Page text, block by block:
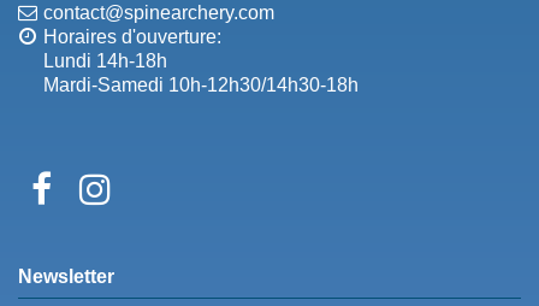
contact@spinearchery.com
Horaires d'ouverture:
Lundi 14h-18h
Mardi-Samedi 10h-12h30/14h30-18h
Newsletter